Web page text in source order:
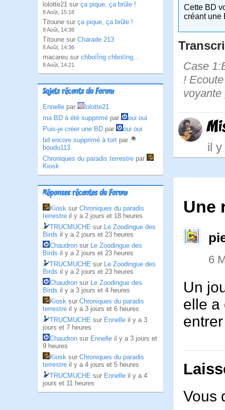
lolotte21 sur ça pique, ça brûle !
8 Août, 15:18
Titoune sur ça pique, ça brûle !
8 Août, 14:38
Titoune sur Charade 213
8 Août, 14:36
macareu sur chboïÏng chboïïng...
8 Août, 14:21
Sujets récents du Forum
Ennelle par
lolotte21
ma BD à été supprimé par
oui oui
Puis-je créer une BD par
oui oui
bd encore supprimé à tort par
boudu113
Chroniques du paradis terrestre par
Kiosk
Réponses récentes du Forum
Kiosk sur Chroniques du paradis
terrestre il y a 2 jours et 18 heures
TRUCMUCHE sur Le Zoodingue des
Birds il y a 2 jours et 23 heures
Chaudron sur Le Zoodingue des
Birds il y a 2 jours et 23 heures
TRUCMUCHE sur Le Zoodingue des
Birds il y a 2 jours et 23 heures
Chaudron sur Le Zoodingue des
Birds il y a 3 jours et 4 heures
Kiosk sur Chroniques du paradis
terrestre il y a 3 jours et 6 heures
TRUCMUCHE sur Ennelle il y a 3
jours et 7 heures
Chaudron sur Ennelle il y a 3 jours et
9 heures
Kiosk sur Chroniques du paradis
terrestre il y a 4 jours et 5 heures
TRUCMUCHE sur Ennelle il y a 4
jours et 11 heures
Cette BD
créant une
Case
!
voyante
il y
Une
6
Un
elle a
Vous